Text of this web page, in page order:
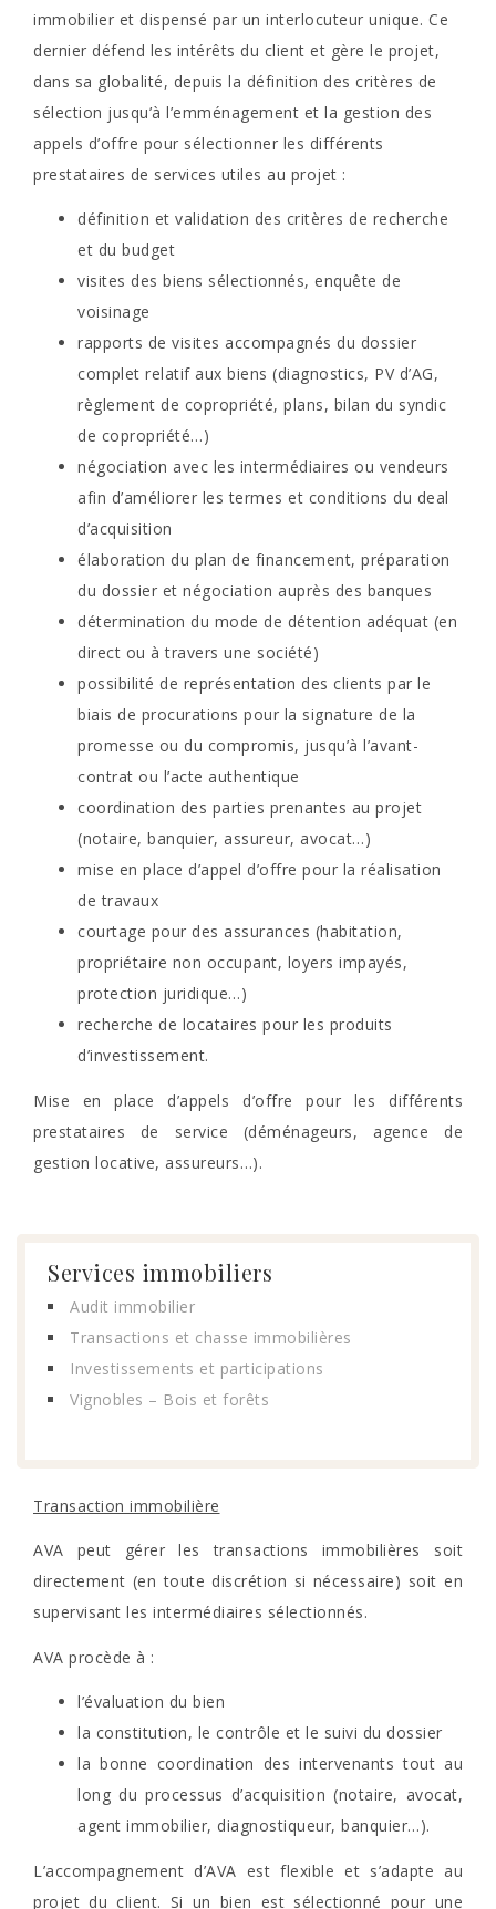
immobilier et dispensé par un interlocuteur unique. Ce
dernier défend les intérêts du client et gère le projet,
dans sa globalité, depuis la définition des critères de
sélection jusqu’à l’emménagement et la gestion des
appels d’offre pour sélectionner les différents
prestataires de services utiles au projet :
définition et validation des critères de recherche
et du budget
visites des biens sélectionnés, enquête de
voisinage
rapports de visites accompagnés du dossier
complet relatif aux biens (diagnostics, PV d’AG,
règlement de copropriété, plans, bilan du syndic
de copropriété…)
négociation avec les intermédiaires ou vendeurs
afin d’améliorer les termes et conditions du deal
d’acquisition
élaboration du plan de financement, préparation
du dossier et négociation auprès des banques
détermination du mode de détention adéquat (en
direct ou à travers une société)
possibilité de représentation des clients par le
biais de procurations pour la signature de la
promesse ou du compromis, jusqu’à l’avant-
contrat ou l’acte authentique
coordination des parties prenantes au projet
(notaire, banquier, assureur, avocat…)
mise en place d’appel d’offre pour la réalisation
de travaux
courtage pour des assurances (habitation,
propriétaire non occupant, loyers impayés,
protection juridique…)
recherche de locataires pour les produits
d’investissement.
Mise en place d’appels d’offre pour les différents
prestataires de service (déménageurs, agence de
gestion locative, assureurs…).
Services immobiliers
Audit immobilier
Transactions et chasse immobilières
Investissements et participations
Vignobles – Bois et forêts
Transaction immobilière
AVA peut gérer les transactions immobilières soit
directement (en toute discrétion si nécessaire) soit en
supervisant les intermédiaires sélectionnés.
AVA procède à :
l’évaluation du bien
la constitution, le contrôle et le suivi du dossier
la bonne coordination des intervenants tout au
long du processus d’acquisition (notaire, avocat,
agent immobilier, diagnostiqueur, banquier…).
L’accompagnement d’AVA est flexible et s’adapte au
projet du client. Si un bien est sélectionné pour une